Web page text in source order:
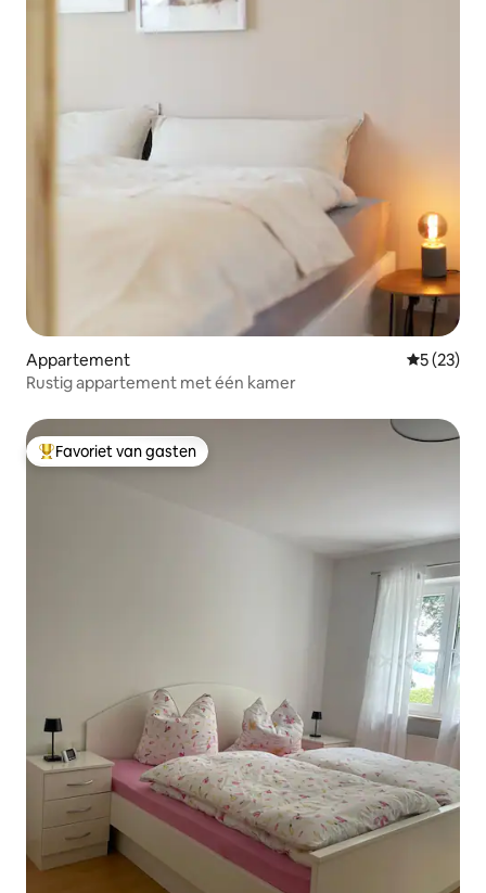
Appartement
5 (23)
Rustig appartement met één kamer
Topfavoriet van gasten
Favoriet van gasten